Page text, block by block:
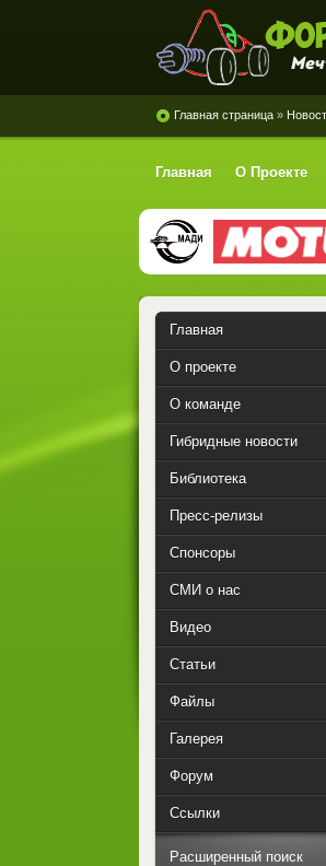
Главная страница »
Главная О Проекте
Главная
О проекте
О команде
Гибридные новости
Библиотека
Пресс-релизы
Спонсоры
СМИ о нас
Видео
Статьи
Файлы
Галерея
Форум
Ссылки
Расширенный поиск